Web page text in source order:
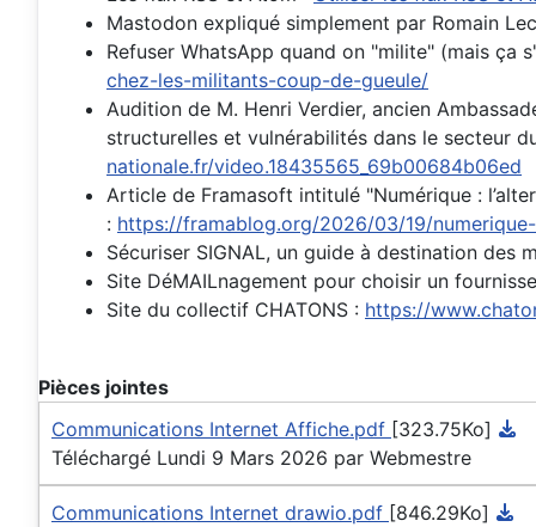
Mastodon expliqué simplement par Romain
Refuser WhatsApp quand on "milite" (mais ça
chez-les-militants-coup-de-gueule/
Audition de M. Henri Verdier, ancien
structurelles et vulnérabilités dans le secteur
nationale.fr/video.18435565_69b00684b06ed
Article de Framasoft intitulé "Numérique :
: https://framablog.org/2026/03/19/
Sécuriser SIGNAL, un guide à destination des
Site DéMAILnagement pour choisir un
Site du collectif CHATONS : https://
Pièces jointes
Communications Internet Affiche.pdf [323.75Ko]
Téléchargé Lundi 9 Mars 2026 par Webmestre
Communications Internet drawio.pdf [846.29Ko]